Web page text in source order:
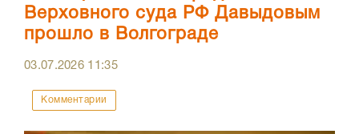
Верховного суда РФ Давыдовым
прошло в Волгограде
03.07.2026 11:35
Комментарии